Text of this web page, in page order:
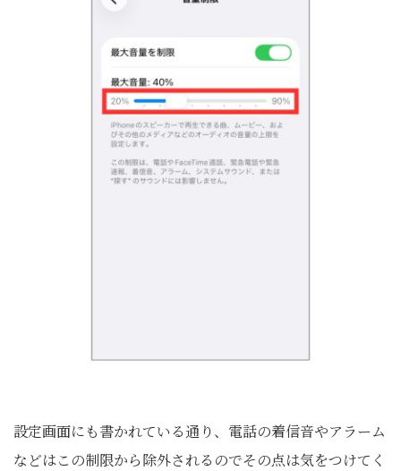
設定画面にも書かれている通り、電話の着信音やアラーム
などはこの制限から除外されるのでその点は気をつけてく